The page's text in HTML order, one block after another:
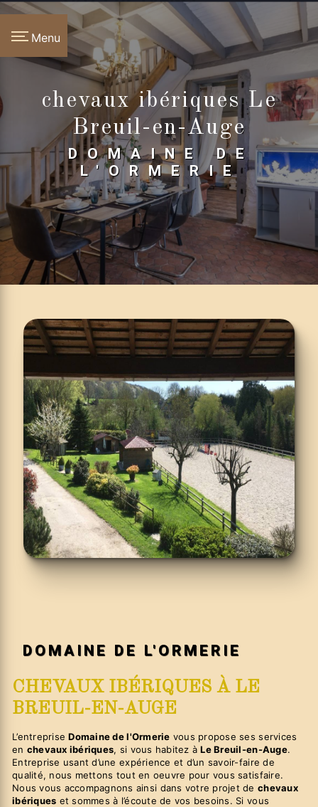
Menu
chevaux ibériques Le
Breuil-en-Auge
DOMAINE DE
L'ORMERIE
DOMAINE DE L'ORMERIE
CHEVAUX IBÉRIQUES À LE
BREUIL-EN-AUGE
L’entrepriseDomaine de l'Ormerie vous propose ses services
en chevaux ibériques, si vous habitez àLe Breuil-en-Auge.
Entreprise usant d’une expérience et d’un savoir-faire de
qualité, nous mettons tout en oeuvre pour vous satisfaire.
Nous vous accompagnons ainsi dans votre projet dechevaux
ibériques et sommes à l’écoute de vos besoins. Si vous
Panneau de gestion des cookies